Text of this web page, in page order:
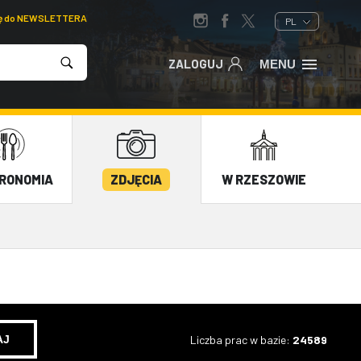
NEWSLETTERA PL
ZALOGUJ MENU
ZDJĘCIA W RZESZOWIE
Liczba prac w bazie: 24589